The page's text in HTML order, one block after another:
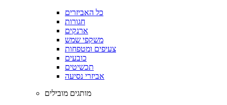
כל האביזרים
חגורות
ארנקים
משקפי שמש
צעיפים ומטפחות
כובעים
תכשיטים
אביזרי נסיעה
מותגים מובילים